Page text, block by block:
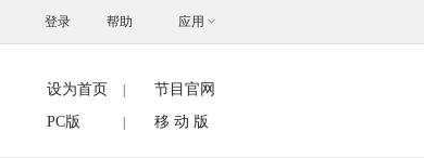
帮助 应用
登录
设为首页
节目官网
PC版
移 动 版